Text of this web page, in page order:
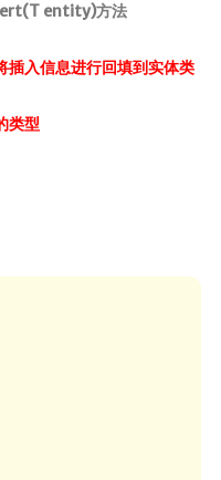
entity)方法
插入信息进行回填到实体类
类型